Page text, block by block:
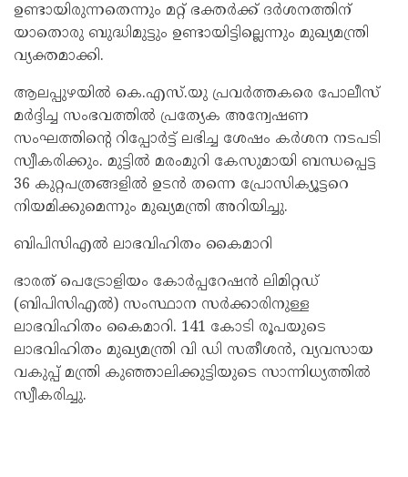
ഉണ്ടായിരുന്നതെന്നും മറ്റ് ഭക്തർക്ക് ദർശനത്തിന്
യാതൊരു ബുദ്ധിമുട്ടും ഉണ്ടായിട്ടില്ലെന്നും മുഖ്യമന്ത്രി
വ്യക്തമാക്കി.
ആലപ്പുഴയിൽ കെ.എസ്.യു പ്രവർത്തകരെ പോലീസ്
മർദ്ദിച്ച സംഭവത്തിൽ പ്രത്യേക അന്വേഷണ
സംഘത്തിന്റെ റിപ്പോർട്ട് ലഭിച്ച ശേഷം കർശന നടപടി
സ്വീകരിക്കും. മുട്ടിൽ മരംമുറി കേസുമായി ബന്ധപ്പെട്ട
36 കുറ്റപത്രങ്ങളിൽ ഉടൻ തന്നെ പ്രോസിക്യൂട്ടറെ
നിയമിക്കുമെന്നും മുഖ്യമന്ത്രി അറിയിച്ചു.
ബിപിസിഎൽ ലാഭവിഹിതം കൈമാറി
ഭാരത് പെട്രോളിയം കോർപ്പറേഷൻ ലിമിറ്റഡ്
(ബിപിസിഎൽ) സംസ്ഥാന സർക്കാരിനുള്ള
ലാഭവിഹിതം കൈമാറി. 141 കോടി രൂപയുടെ
ലാഭവിഹിതം മുഖ്യമന്ത്രി വി ഡി സതീശൻ, വ്യവസായ
വകുപ്പ് മന്ത്രി കുഞ്ഞാലിക്കുട്ടിയുടെ സാന്നിധ്യത്തിൽ
സ്വീകരിച്ചു.